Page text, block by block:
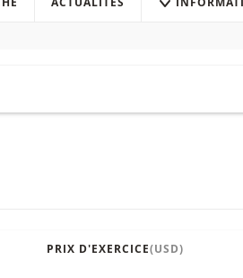
PRIX D'EXERCICE(USD)